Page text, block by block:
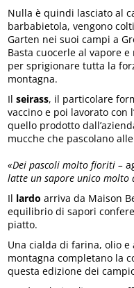
Nulla è quindi lasciato al
barbabietola, vengono
Garten nei suoi campi a
Basta cuocerle al vapore
per sprigionare tutta la
montagna.
Il seirass, il particolare
vaccino e poi lavorato con
quello prodotto
mucche che pascolano
«Dei pascoli molto fioriti –
latte un sapore unico molto
Il lardo arriva da Maison
equilibrio di sapori
piatto.
Una cialda di farina, olio
montagna completano la
questa edizione dei